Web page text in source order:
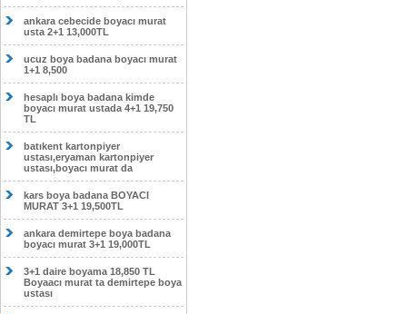
ankara cebecide boyacı murat
usta 2+1 13,000TL
ucuz boya badana boyacı murat
1+1 8,500
hesaplı boya badana kimde
boyacı murat ustada 4+1 19,750
TL
batıkent kartonpiyer
ustası,eryaman kartonpiyer
ustası,boyacı murat da
kars boya badana BOYACI
MURAT 3+1 19,500TL
ankara demirtepe boya badana
boyacı murat 3+1 19,000TL
3+1 daire boyama 18,850 TL
Boyaacı murat ta demirtepe boya
ustası